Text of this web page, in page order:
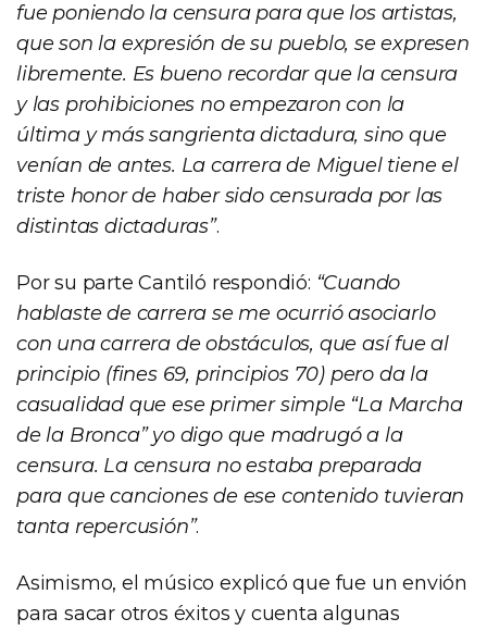
fue poniendo la censura para que los artistas,
que son la expresión de su pueblo, se expresen
libremente. Es bueno recordar que la censura
y las prohibiciones no empezaron con la
última y más sangrienta dictadura, sino que
venían de antes. La carrera de Miguel tiene el
triste honor de haber sido censurada por las
distintas dictaduras”.
Por su parte Cantiló respondió: “Cuando
hablaste de carrera se me ocurrió asociarlo
con una carrera de obstáculos, que así fue al
principio (fines 69, principios 70) pero da la
casualidad que ese primer simple “La Marcha
de la Bronca” yo digo que madrugó a la
censura. La censura no estaba preparada
para que canciones de ese contenido tuvieran
tanta repercusión”.
Asimismo, el músico explicó que fue un envión
para sacar otros éxitos y cuenta algunas